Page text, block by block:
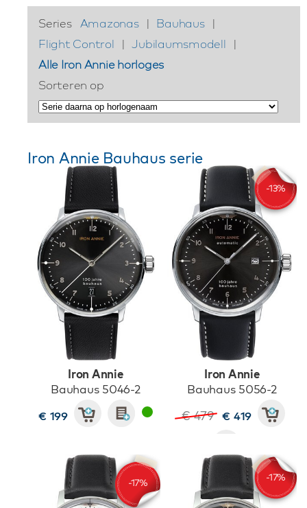
Series Amazonas | Bauhaus |
Flight Control
| Jubilaumsmodell
|
Alle Iron Annie horloges
Sorteren op
Iron Annie Bauhaus serie
Iron Annie
Bauhaus 5046-2
€ 199
Iron Annie
Bauhaus 5056-2
€ 479 € 419